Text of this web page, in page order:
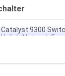
Catalyst 9300
Network
9300X 12-
| Network